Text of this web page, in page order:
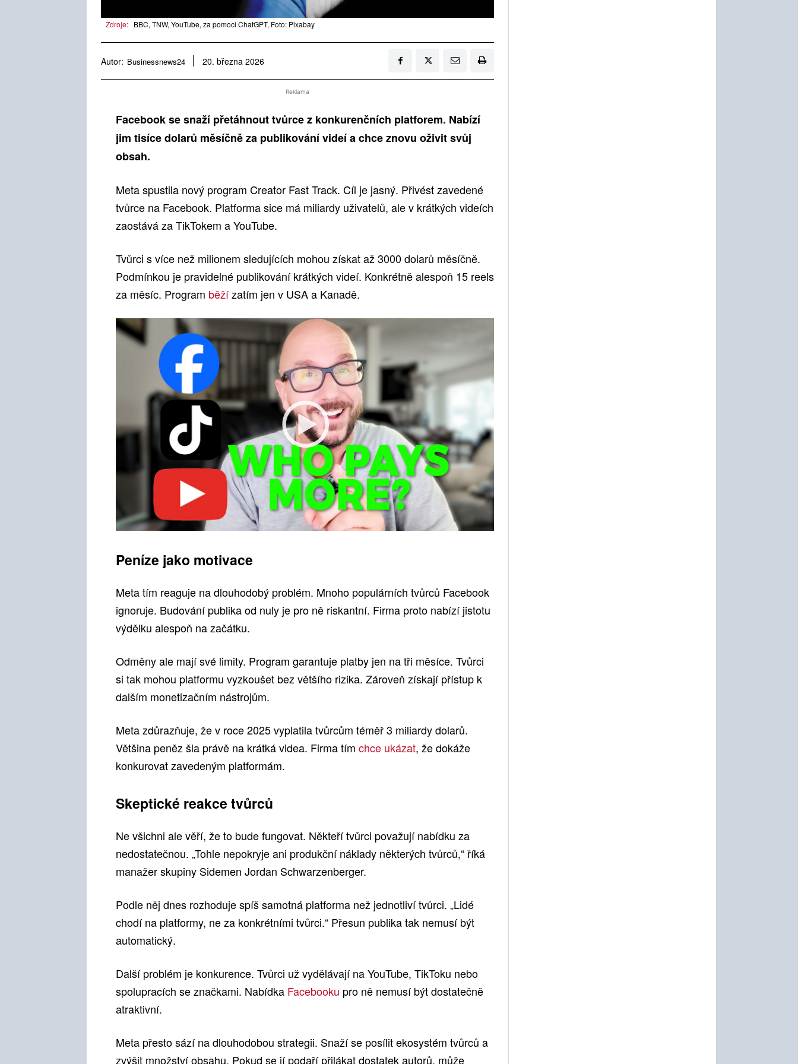
Zdroje: BBC, TNW, YouTube, za pomoci ChatGPT, Foto: Pixabay
Autor: Businessnews24 20. března 2026
Reklama
Facebook se snaží přetáhnout tvůrce z konkurenčních platforem. Nabízí
jim tisíce dolarů měsíčně za publikování videí a chce znovu oživit svůj
obsah.
Meta spustila nový program Creator Fast Track. Cíl je jasný. Přivést zavedené
tvůrce na Facebook. Platforma sice má miliardy uživatelů, ale v krátkých videích
zaostává za TikTokem a YouTube.
Tvůrci s více než milionem sledujících mohou získat až 3000 dolarů měsíčně.
Podmínkou je pravidelné publikování krátkých videí. Konkrétně alespoň 15 reels
za měsíc. Program běžízatím jen v USA a Kanadě.
Peníze jako motivace
Meta tím reaguje na dlouhodobý problém. Mnoho populárních tvůrců Facebook
ignoruje. Budování publika od nuly je pro ně riskantní. Firma proto nabízí jistotu
výdělku alespoň na začátku.
Odměny ale mají své limity. Program garantuje platby jen na tři měsíce. Tvůrci
si tak mohou platformu vyzkoušet bez většího rizika. Zároveň získají přístup k
dalším monetizačním nástrojům.
Meta zdůrazňuje, že v roce 2025 vyplatila tvůrcům téměř 3 miliardy dolarů.
Většina peněz šla právě na krátká videa. Firma tím chce ukázat, že dokáže
konkurovat zavedeným platformám.
Skeptické reakce tvůrců
Ne všichni ale věří, že to bude fungovat. Někteří tvůrci považují nabídku za
nedostatečnou. „Tohle nepokryje ani produkční náklady některých tvůrců,“ říká
manažer skupiny Sidemen Jordan Schwarzenberger.
Podle něj dnes rozhoduje spíš samotná platforma než jednotliví tvůrci. „Lidé
chodí na platformy, ne za konkrétními tvůrci.“ Přesun publika tak nemusí být
automatický.
Další problém je konkurence. Tvůrci už vydělávají na YouTube, TikToku nebo
spolupracích se značkami. Nabídka Facebooku pro ně nemusí být dostatečně
atraktivní.
Meta přesto sází na dlouhodobou strategii. Snaží se posílit ekosystém tvůrců a
zvýšit množství obsahu. Pokud se jí podaří přilákat dostatek autorů, může